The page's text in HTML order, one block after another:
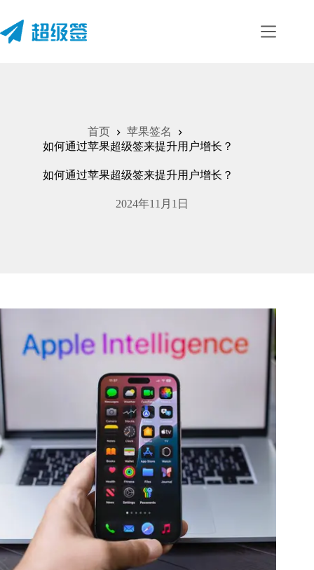
内
首页
苹果签名
如何通过苹果超级签来提升用户增长？
如何通过苹果超级签来提升用户增长？
2024年11月1日